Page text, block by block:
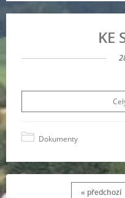
KE
Dokumenty
« předchozí